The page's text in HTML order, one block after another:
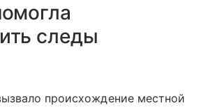
следы
происхождение местной